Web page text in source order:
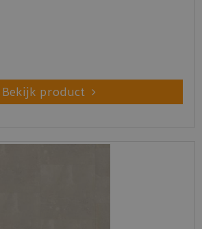
Bekijk product